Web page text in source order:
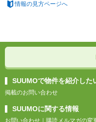
情報の見方ページへ
SUUMOで物件を紹介した
掲載のお問い合わせ
SUUMOに関する情報
お問い合わせ 購読メルマガの変